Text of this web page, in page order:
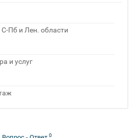
Пб и Лен. области
и услуг
0